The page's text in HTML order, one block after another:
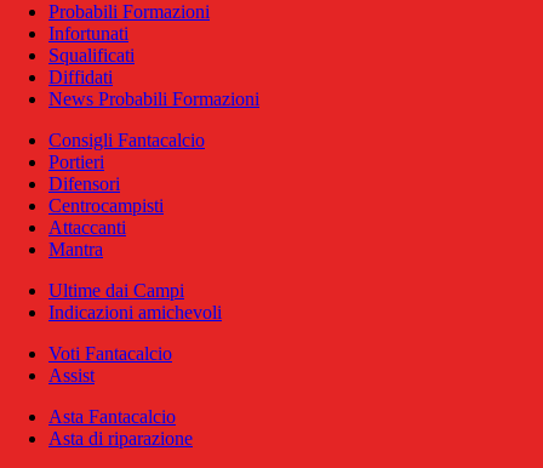
Probabili Formazioni
Infortunati
Squalificati
Diffidati
News Probabili Formazioni
Consigli Fantacalcio
Portieri
Difensori
Centrocampisti
Attaccanti
Mantra
Ultime dai Campi
Indicazioni amichevoli
Voti Fantacalcio
Assist
Asta Fantacalcio
Asta di riparazione